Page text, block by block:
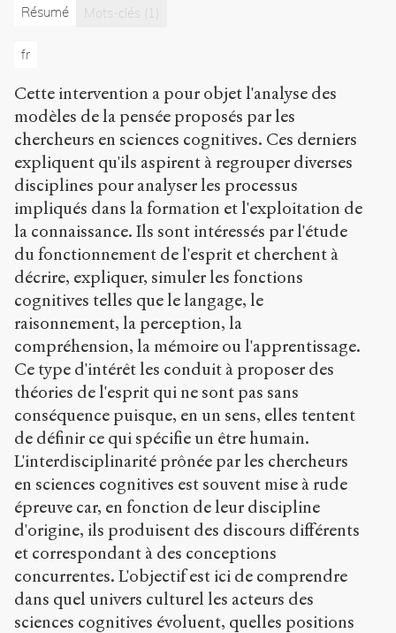
Partager
/
Exporter
Chamak,
Brigitte
Sciences
cognitives
et
modèles
de
la
pensée.
2004.
Sens
public.
h
t
p
:
/
s
e
n
p
u
b
Résumé
Mots-clés (1)
fr
Cette intervention a pour objet l'analyse des
modèles de la pensée proposés par les
chercheurs en sciences cognitives. Ces derniers
expliquent qu'ils aspirent à regrouper diverses
disciplines pour analyser les processus
impliqués dans la formation et l'exploitation de
la connaissance. Ils sont intéressés par l'étude
du fonctionnement de l'esprit et cherchent à
décrire, expliquer, simuler les fonctions
cognitives telles que le langage, le
raisonnement, la perception, la
compréhension, la mémoire ou l'apprentissage.
Ce type d'intérêt les conduit à proposer des
théories de l'esprit qui ne sont pas sans
conséquence puisque, en un sens, elles tentent
de définir ce qui spécifie un être humain.
L'interdisciplinarité prônée par les chercheurs
en sciences cognitives est souvent mise à rude
épreuve car, en fonction de leur discipline
d'origine, ils produisent des discours différents
et correspondant à des conceptions
concurrentes. L'objectif est ici de comprendre
dans quel univers culturel les acteurs des
sciences cognitives évoluent, quelles positions